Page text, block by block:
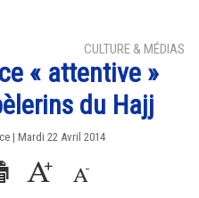
CULTURE & MÉDIAS
« attentive »
du Hajj
| Mardi 22 Avril 2014